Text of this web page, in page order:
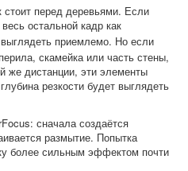
стоит перед деревьями. Если
остальной кадр как
выглядеть приемлемо. Но если
скамейка или часть стены,
же дистанции, эти элементы
резкости будет выглядеть
сначала создаётся
размытие. Попытка
более сильным эффектом почти